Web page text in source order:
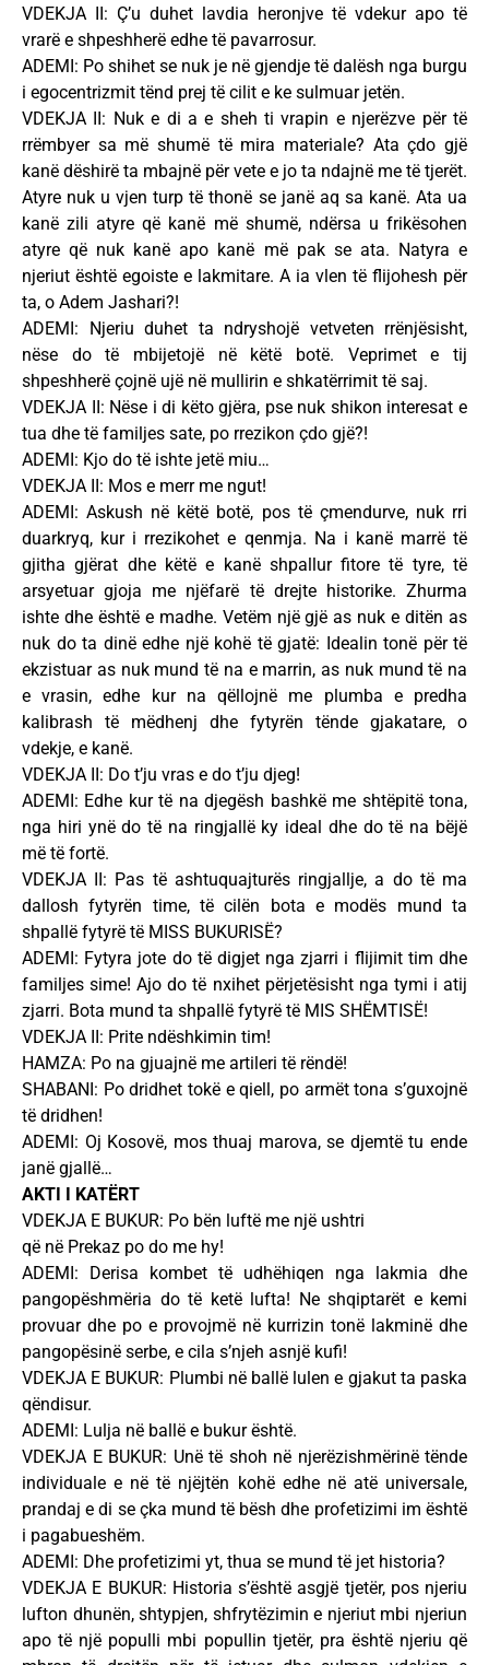
VDEKJA II: Ç’u duhet lavdia heronjve të vdekur apo të
vrarë e shpeshherë edhe të pavarrosur.
ADEMI: Po shihet se nuk je në gjendje të dalësh nga burgu
i egocentrizmit tënd prej të cilit e ke sulmuar jetën.
VDEKJA II: Nuk e di a e sheh ti vrapin e njerëzve për të
rrëmbyer sa më shumë të mira materiale? Ata çdo gjë
kanë dëshirë ta mbajnë për vete e jo ta ndajnë me të tjerët.
Atyre nuk u vjen turp të thonë se janë aq sa kanë. Ata ua
kanë zili atyre që kanë më shumë, ndërsa u frikësohen
atyre që nuk kanë apo kanë më pak se ata. Natyra e
njeriut është egoiste e lakmitare. A ia vlen të flijohesh për
ta, o Adem Jashari?!
ADEMI: Njeriu duhet ta ndryshojë vetveten rrënjësisht,
nëse do të mbijetojë në këtë botë. Veprimet e tij
shpeshherë çojnë ujë në mullirin e shkatërrimit të saj.
VDEKJA II: Nëse i di këto gjëra, pse nuk shikon interesat e
tua dhe të familjes sate, po rrezikon çdo gjë?!
ADEMI: Kjo do të ishte jetë miu…
VDEKJA II: Mos e merr me ngut!
ADEMI: Askush në këtë botë, pos të çmendurve, nuk rri
duarkryq, kur i rrezikohet e qenmja. Na i kanë marrë të
gjitha gjërat dhe këtë e kanë shpallur fitore të tyre, të
arsyetuar gjoja me njëfarë të drejte historike. Zhurma
ishte dhe është e madhe. Vetëm një gjë as nuk e ditën as
nuk do ta dinë edhe një kohë të gjatë: Idealin tonë për të
ekzistuar as nuk mund të na e marrin, as nuk mund të na
e vrasin, edhe kur na qëllojnë me plumba e predha
kalibrash të mëdhenj dhe fytyrën tënde gjakatare, o
vdekje, e kanë.
VDEKJA II: Do t’ju vras e do t’ju djeg!
ADEMI: Edhe kur të na djegësh bashkë me shtëpitë tona,
nga hiri ynë do të na ringjallë ky ideal dhe do të na bëjë
më të fortë.
VDEKJA II: Pas të ashtuquajturës ringjallje, a do të ma
dallosh fytyrën time, të cilën bota e modës mund ta
shpallë fytyrë të MISS BUKURISË?
ADEMI: Fytyra jote do të digjet nga zjarri i flijimit tim dhe
familjes sime! Ajo do të nxihet përjetësisht nga tymi i atij
zjarri. Bota mund ta shpallë fytyrë të MIS SHËMTISË!
VDEKJA II: Prite ndëshkimin tim!
HAMZA: Po na gjuajnë me artileri të rëndë!
SHABANI: Po dridhet tokë e qiell, po armët tona s’guxojnë
të dridhen!
ADEMI: Oj Kosovë, mos thuaj marova, se djemtë tu ende
janë gjallë…
AKTI I KATËRT
VDEKJA E BUKUR: Po bën luftë me një ushtri
që në Prekaz po do me hy!
ADEMI: Derisa kombet të udhëhiqen nga lakmia dhe
pangopëshmëria do të ketë lufta! Ne shqiptarët e kemi
provuar dhe po e provojmë në kurrizin tonë lakminë dhe
pangopësinë serbe, e cila s’njeh asnjë kufi!
VDEKJA E BUKUR: Plumbi në ballë lulen e gjakut ta paska
qëndisur.
ADEMI: Lulja në ballë e bukur është.
VDEKJA E BUKUR: Unë të shoh në njerëzishmërinë tënde
individuale e në të njëjtën kohë edhe në atë universale,
prandaj e di se çka mund të bësh dhe profetizimi im është
i pagabueshëm.
ADEMI: Dhe profetizimi yt, thua se mund të jet historia?
VDEKJA E BUKUR: Historia s’është asgjë tjetër, pos njeriu
lufton dhunën, shtypjen, shfrytëzimin e njeriut mbi njeriun
apo të një populli mbi popullin tjetër, pra është njeriu që